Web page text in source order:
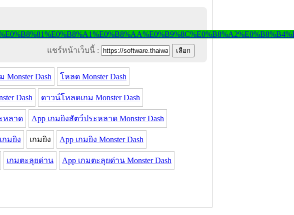
แชร์หน้าเว็บนี้ :
Monster Dash โหลด Monster Dash
Dash ดาวน์โหลดเกม Monster Dash
หลาด App เกมยิงสัตว์ประหลาด Monster Dash
กมยิง เกมยิง App เกมยิง Monster Dash
เกมตะลุยด่าน App เกมตะลุยด่าน Monster Dash